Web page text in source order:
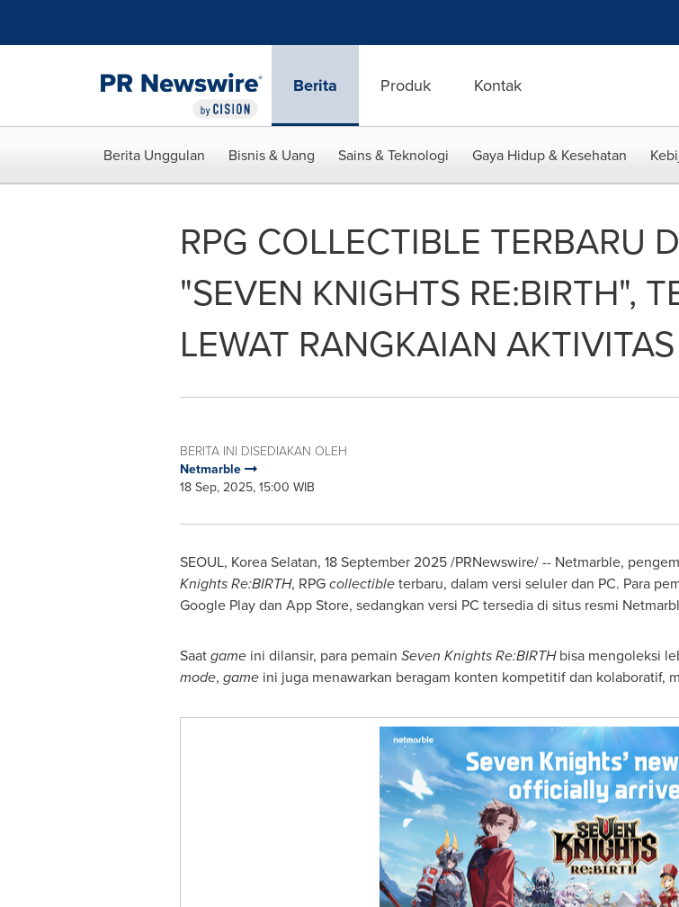
Berita Produk Kontak
Berita Unggulan Bisnis & Uang Sains & Teknologi Gaya Hidup & Kesehatan
RPG COLLECTIBLE TERBARU
"SEVEN KNIGHTS RE:BIRTH",
LEWAT RANGKAIAN
BERITA INI DISEDIAKAN OLEH
Netmarble
18 Sep, 2025, 15:00 WIB
SEOUL, KoreaSelatan, 18 September 2025/PRNewswire/ -- Netmarble,
Knights Re:BIRTH, RPGcollectibleterbaru, dalam versi seluler dan PC. Para
Google Play dan App Store, sedangkan versi PC tersedia di situs resmi
Saatgame ini dilansir, para pemain Seven Knights Re:BIRTHbisa mengoleksi
mode, gameini juga menawarkan beragam konten kompetitif dan kolaboratif,